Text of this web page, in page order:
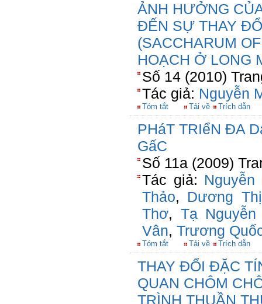
ẢNH HƯỞNG
ĐẾN SỰ THAY
(SACCHARUM
HOẠCH Ở LONG
Số 14 (2010)
Tác giả: Nguyễn
Tóm tắt Tải về Trích dẫn
PHáT TRIểN ĐA
GấC
Số 11a (2009)
Tác giả: Nguyễn
Thảo, Dương
Thơ, Tạ
Vân, Trương
Tóm tắt Tải về Trích dẫn
THAY ĐỔI ĐẶC
QUAN CHÔM
TRÌNH THUẦN